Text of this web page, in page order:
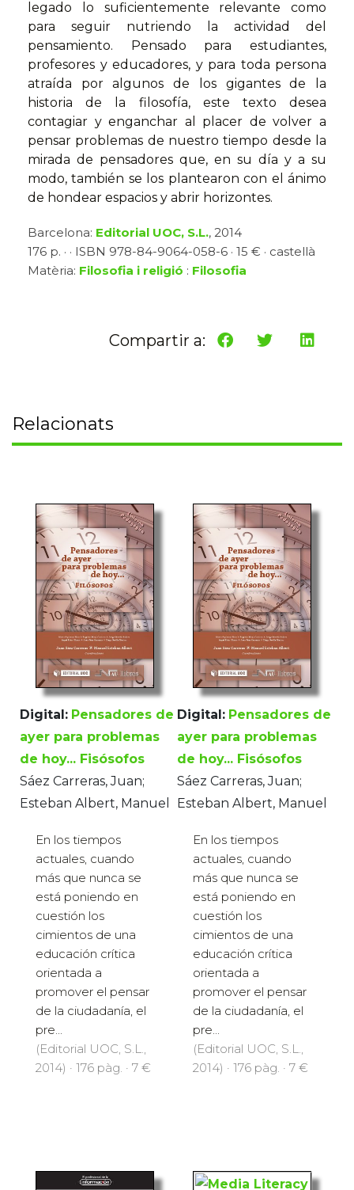
legado lo suficientemente relevante como
para seguir nutriendo la actividad del
pensamiento. Pensado para estudiantes,
profesores y educadores, y para toda persona
atraída por algunos de los gigantes de la
historia de la filosofía, este texto desea
contagiar y enganchar al placer de volver a
pensar problemas de nuestro tiempo desde la
mirada de pensadores que, en su día y a su
modo, también se los plantearon con el ánimo
de hondear espacios y abrir horizontes.
Barcelona: Editorial UOC, S.L., 2014
176 p. · · ISBN 978-84-9064-058-6 · 15 € · castellà
Matèria: Filosofia i religió : Filosofia
Compartir a:
Relacionats
Digital: Pensadores de
ayer para problemas
de hoy... Fisósofos
Sáez Carreras, Juan;
Esteban Albert, Manuel
En los tiempos
actuales, cuando
más que nunca se
está poniendo en
cuestión los
cimientos de una
educación crítica
orientada a
promover el pensar
de la ciudadanía, el
pre...
(Editorial UOC, S.L.,
2014) · 176 pàg. · 7 €
Digital: Pensadores de
ayer para problemas
de hoy... Fisósofos
Sáez Carreras, Juan;
Esteban Albert, Manuel
En los tiempos
actuales, cuando
más que nunca se
está poniendo en
cuestión los
cimientos de una
educación crítica
orientada a
promover el pensar
de la ciudadanía, el
pre...
(Editorial UOC, S.L.,
2014) · 176 pàg. · 7 €